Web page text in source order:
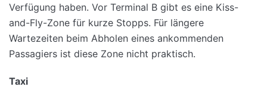
Verfügung haben. Vor Terminal B gibt es eine Kiss-
and-Fly-Zone für kurze Stopps. Für längere
Wartezeiten beim Abholen eines ankommenden
Passagiers ist diese Zone nicht praktisch.
Taxi